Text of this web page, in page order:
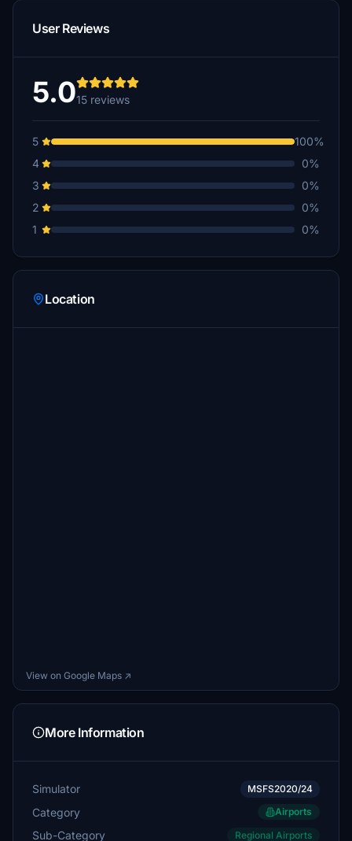
€5
volkand
alf0354
€5
€5
Uwefly
Rexenen
theoneandonly79
€2
€2
€2
joe910
€2
User Reviews
5.015 reviews
5
100%
4
0%
3
0%
2
0%
1
0%
Location
View on Google Maps ↗
More Information
Simulator MSFS2020/24
Category Airports
Sub-Category Regional Airports